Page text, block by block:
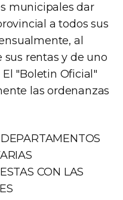
municipales dar
a todos sus
al
rentas y de uno
"Boletin Oficial"
las ordenanzas
CON LAS